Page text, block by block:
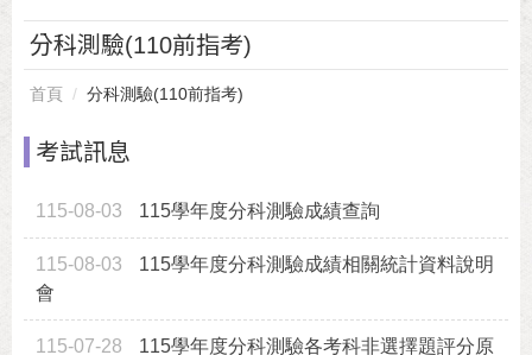
分科測驗(110前指考)
首頁 分科測驗(110前指考)
考試訊息
115-08-03 115學年度分科測驗成績查詢
115-08-03
115學年度分科測驗成績相關統計資料說明
會
115-07-28
115學年度分科測驗各考科非選擇題評分原